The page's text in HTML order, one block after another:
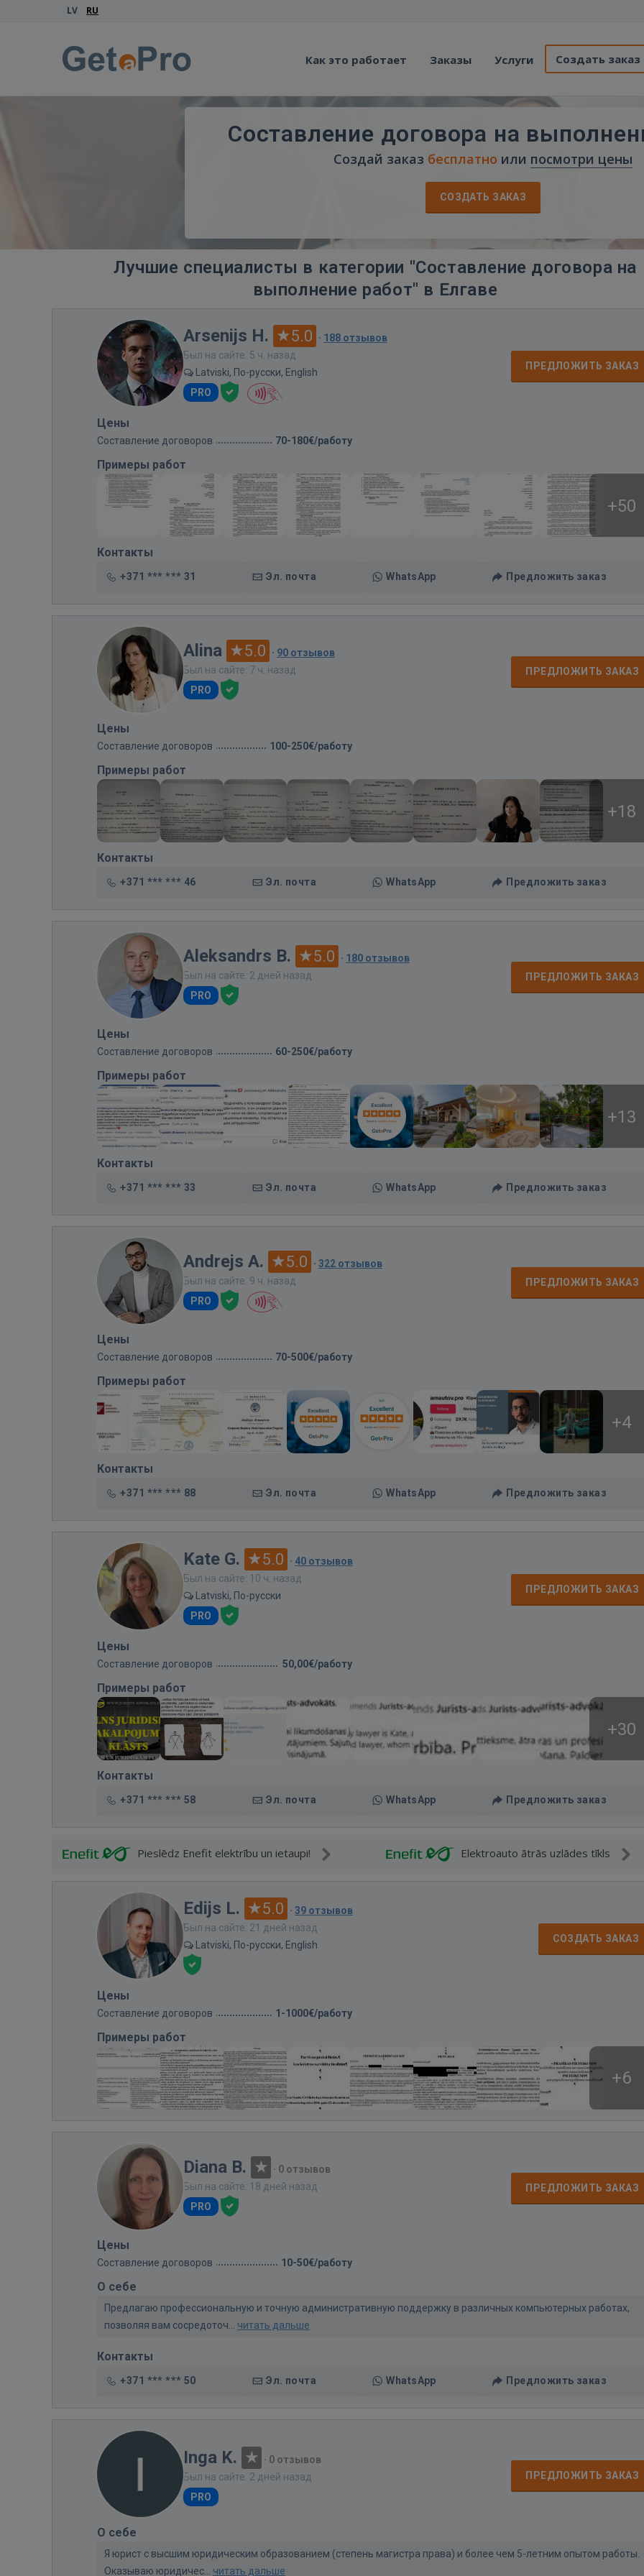
LV RU
Как это работает Заказы Услуги Создать заказ
Составление договора на
Создай заказ бесплатно или посмотри цены
СОЗДАТЬ ЗАКАЗ
Лучшие специалисты в категории "Составление договора на
выполнение работ" в Елгаве
Arsenijs H. 5.0 · 188 отзывов
Был на сайте: 5 ч. назад
Latviski, По-русски, English
PRO
ПРЕДЛОЖИТЬ ЗАКАЗ
Цены
Составление договоров 70-180€/работу
Примеры работ
+50
Контакты
+371 *** *** 31 Эл. почта WhatsApp Предложить заказ
Alina 5.0 · 90 отзывов
Был на сайте: 7 ч. назад
PRO
ПРЕДЛОЖИТЬ ЗАКАЗ
Цены
Составление договоров 100-250€/работу
Примеры работ
+18
Контакты
+371 *** *** 46 Эл. почта WhatsApp Предложить заказ
Aleksandrs B. 5.0 · 180 отзывов
Был на сайте: 2 дней назад
PRO
ПРЕДЛОЖИТЬ ЗАКАЗ
Цены
Составление договоров 60-250€/работу
Примеры работ
+13
Контакты
+371 *** *** 33 Эл. почта WhatsApp Предложить заказ
Andrejs A. 5.0 · 322 отзывов
Был на сайте: 9 ч. назад
PRO
ПРЕДЛОЖИТЬ ЗАКАЗ
Цены
Составление договоров 70-500€/работу
Примеры работ
+4
Контакты
+371 *** *** 88 Эл. почта WhatsApp Предложить заказ
Kate G. 5.0 · 40 отзывов
Был на сайте: 10 ч. назад
Latviski, По-русски
PRO
ПРЕДЛОЖИТЬ ЗАКАЗ
Цены
Составление договоров 50,00€/работу
Примеры работ
+30
Контакты
+371 *** *** 58 Эл. почта WhatsApp Предложить заказ
Pieslēdz Enefit elektrību un ietaupi! Elektroauto ātrās uzlādes tīkls
Edijs L. 5.0 · 39 отзывов
Был на сайте: 21 дней назад
Latviski, По-русски, English
СОЗДАТЬ ЗАКАЗ
Цены
Составление договоров 1-1000€/работу
Примеры работ
+6
Diana B. · 0 отзывов
Был на сайте: 18 дней назад
PRO
ПРЕДЛОЖИТЬ ЗАКАЗ
Цены
Составление договоров 10-50€/работу
О себе
Предлагаю профессиональную и точную административную поддержку в различных компьютерных работах,
позволяя вам сосредоточ... читать дальше
Контакты
+371 *** *** 50 Эл. почта WhatsApp Предложить заказ
Inga K. · 0 отзывов
Был на сайте: 2 дней назад
PRO
ПРЕДЛОЖИТЬ ЗАКАЗ
О себе
Я юрист с высшим юридическим образованием (степень магистра права) и более чем 5-летним опытом работы.
Оказываю юридичес... читать дальше